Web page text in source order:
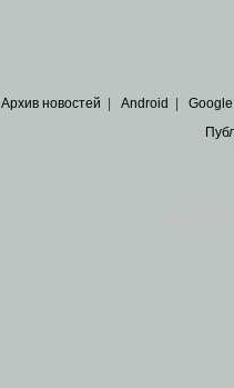
Архив новостей Android Google